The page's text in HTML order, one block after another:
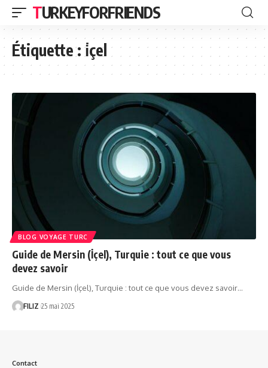
TURKEYFORFRIENDS
Étiquette :i̇çel
BLOG VOYAGE TURC
Guide de Mersin (İçel), Turquie : tout ce que vous
devez savoir
Guide de Mersin (İçel), Turquie : tout ce que vous devez savoir…
FILIZ 25 mai 2025
Contact